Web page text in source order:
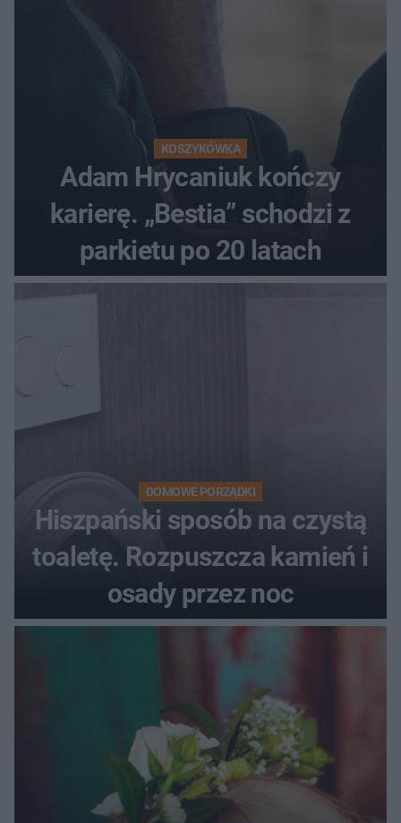
KOSZYKÓWKA
Adam Hrycaniuk kończy
karierę. „Bestia” schodzi z
parkietu po 20 latach
DOMOWE PORZĄDKI
Hiszpański sposób na czystą
toaletę. Rozpuszcza kamień i
osady przez noc